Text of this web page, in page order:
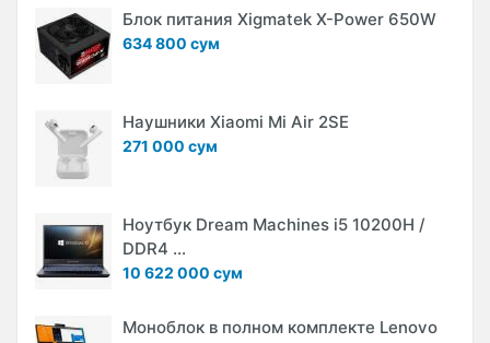
Блок питания Xigmatek X-Power 650W
634 800 сум
Наушники Xiaomi Mi Air 2SE
271 000 сум
Ноутбук Dream Machines i5 10200H /
DDR4 ...
10 622 000 сум
Моноблок в полном комплекте Lenovo